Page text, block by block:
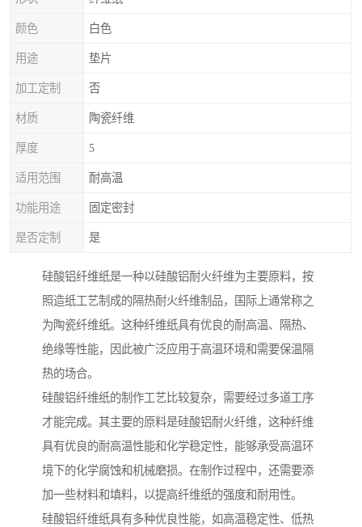
颜色 白色
用途 垫片
加工定制 否
材质 陶瓷纤维
厚度 5
适用范围 耐高温
功能用途 固定密封
是否定制 是
硅酸铝纤维纸是一种以硅酸铝耐火纤维为主要原料，按
照造纸工艺制成的隔热耐火纤维制品，国际上通常称之
为陶瓷纤维纸。这种纤维纸具有优良的耐高温、隔热、
绝缘等性能，因此被广泛应用于高温环境和需要保温隔
热的场合。
硅酸铝纤维纸的制作工艺比较复杂，需要经过多道工序
才能完成。其主要的原料是硅酸铝耐火纤维，这种纤维
具有优良的耐高温性能和化学稳定性，能够承受高温环
境下的化学腐蚀和机械磨损。在制作过程中，还需要添
加一些材料和填料，以提高纤维纸的强度和耐用性。
硅酸铝纤维纸具有多种优良性能，如高温稳定性、低热